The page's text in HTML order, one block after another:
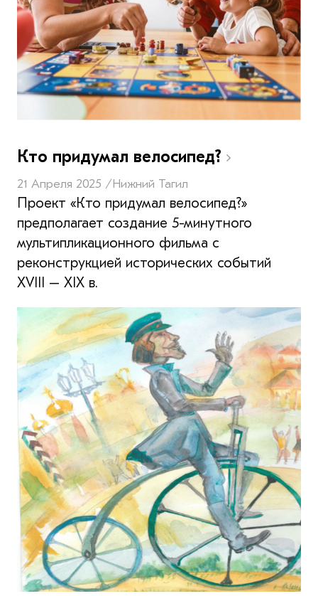
Кто придумал велосипед?
21 Апреля 2025 /Нижний Тагил
Проект «Кто придумал велосипед?»
предполагает создание 5-минутного
мультипликационного фильма с
реконструкцией исторических событий
XVIII – XIX в.